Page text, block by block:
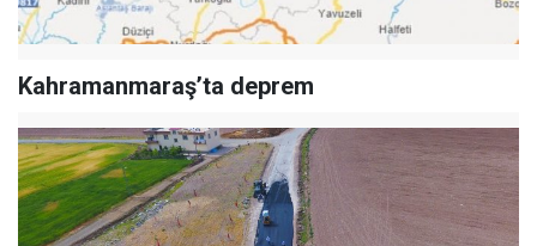
Kahramanmaraş’ta deprem